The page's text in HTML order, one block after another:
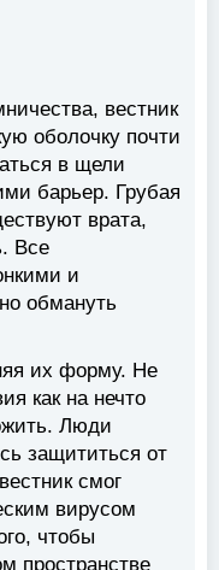
вестник
оболочку почти
в щели
барьер. Грубая
врата,
Все
и
обмануть
их форму. Не
как на нечто
Люди
защититься от
смог
вирусом
чтобы
пространстве